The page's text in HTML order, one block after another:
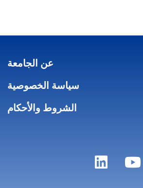
عن الجامعة
سياسة الخصوصية
الشروط والأحكام